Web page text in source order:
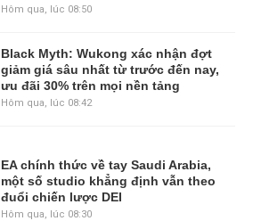
Hôm qua, lúc 08:50
Black Myth: Wukong xác nhận đợt
giảm giá sâu nhất từ trước đến nay,
ưu đãi 30% trên mọi nền tảng
Hôm qua, lúc 08:42
EA chính thức về tay Saudi Arabia,
một số studio khẳng định vẫn theo
đuổi chiến lược DEI
Hôm qua, lúc 08:30